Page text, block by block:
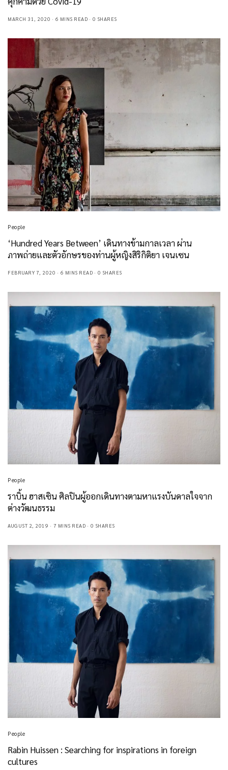
MARCH 31, 2020 6 MINS READ 0 SHARES
People
‘Hundred Years Between’ เดินทางข้ามกาลเวลา ผ่าน
ภาพถ่ายและตัวอักษรของท่านผู้หญิงสิริกิติยา เจนเซน
FEBRUARY 7, 2020 6 MINS READ 0 SHARES
People
ราบิ้น ฮาสเซิน ศิลปินผู้ออกเดินทางตามหาแรงบันดาลใจจาก
ต่างวัฒนธรรม
AUGUST 2, 2019 7 MINS READ 0 SHARES
People
Rabin Huissen : Searching for inspirations in foreign
cultures